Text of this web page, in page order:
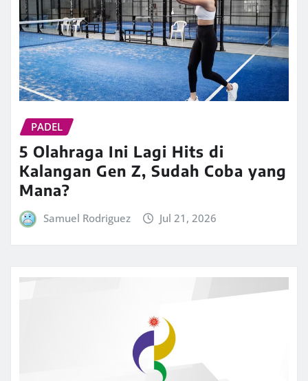
PADEL
5 Olahraga Ini Lagi Hits di
Kalangan Gen Z, Sudah Coba yang
Mana?
Samuel Rodriguez Jul 21, 2026